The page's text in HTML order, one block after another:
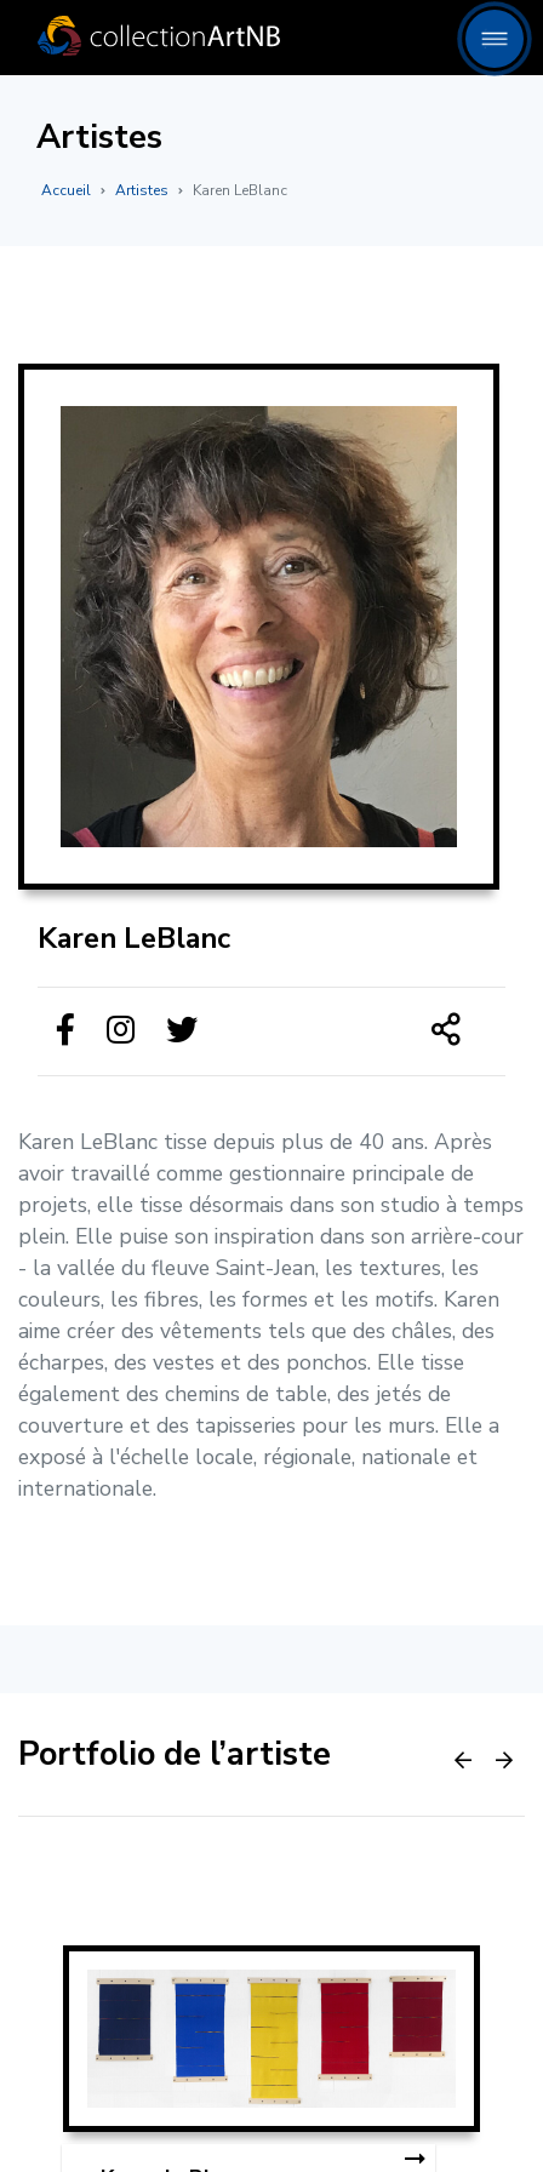
Artistes
Accueil Artistes Karen LeBlanc
Karen LeBlanc
Karen LeBlanc tisse depuis plus de 40 ans. Après
avoir travaillé comme gestionnaire principale de
projets, elle tisse désormais dans son studio à temps
plein. Elle puise son inspiration dans son arrière-cour
- la vallée du fleuve Saint-Jean, les textures, les
couleurs, les fibres, les formes et les motifs. Karen
aime créer des vêtements tels que des châles, des
écharpes, des vestes et des ponchos. Elle tisse
également des chemins de table, des jetés de
couverture et des tapisseries pour les murs. Elle a
exposé à l'échelle locale, régionale, nationale et
internationale.
Portfolio de l’artiste